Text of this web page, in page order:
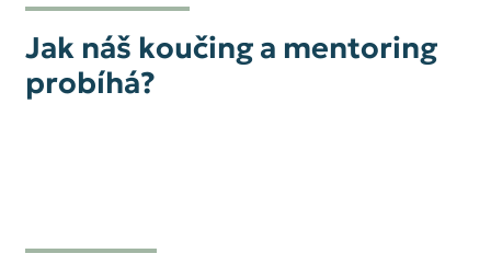
Jak náš koučing a mentoring
probíhá?